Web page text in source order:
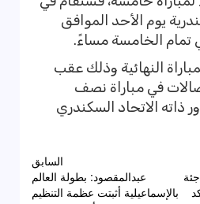
يوم الأحد الموافق
تمام الخامسة مساءً.
النهائية وذلك عقب
في مباراة نصف
ذاته الاتحاد السكندري
السابق
عبدالمقصود: بطولة العالم
بالإسماعيلية أثبتت عظمة التنظيم